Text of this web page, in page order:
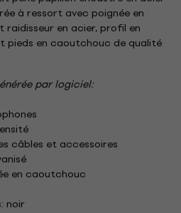
à ressort avec poignée en
en acier, profil en
pieds en caoutchouc de qualité
par logiciel:
câbles et accessoires
en caoutchouc
noir